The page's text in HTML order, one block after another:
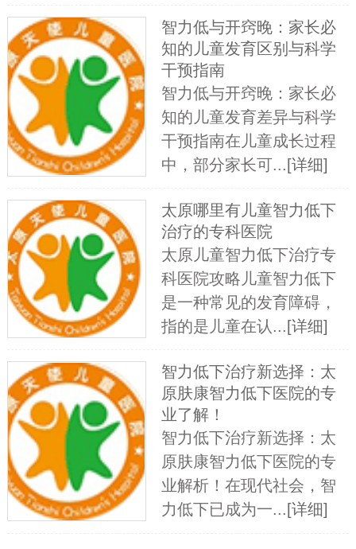
智力低与开窍晚：家长必
知的儿童发育区别与科学
干预指南
智力低与开窍晚：家长必
知的儿童发育差异与科学
干预指南在儿童成长过程
中，部分家长可...[详细]
太原哪里有儿童智力低下
治疗的专科医院
太原儿童智力低下治疗专
科医院攻略儿童智力低下
是一种常见的发育障碍，
指的是儿童在认... [详细]
智力低下治疗新选择：太
原肤康智力低下医院的专
业了解！
智力低下治疗新选择：太
原肤康智力低下医院的专
业解析！在现代社会，智
力低下已成为一... [详细]